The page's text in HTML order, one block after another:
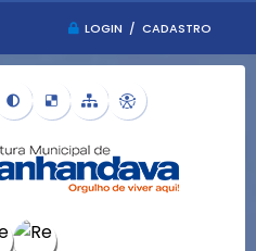
LOGIN / CADASTRO